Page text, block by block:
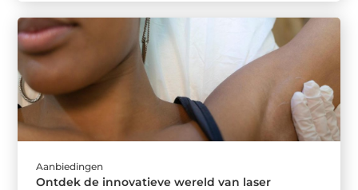
Aanbiedingen
Ontdek de innovatieve wereld van laser